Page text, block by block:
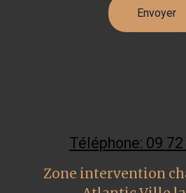
Téléphone: 09
Zone intervention